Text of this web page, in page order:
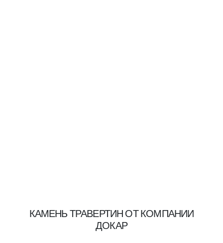
КАМЕНЬ ТРАВЕРТИН ОТ КОМПАНИИ
ДОКАР